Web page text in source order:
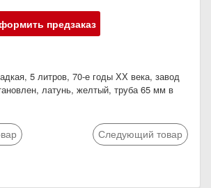
предзаказ
5 литров, 70-е годы ХХ века, завод
латунь, желтый, труба 65 мм в
Следующий товар